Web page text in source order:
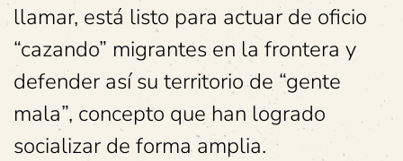
llamar, está listo para actuar de oficio
“cazando” migrantes en la frontera y
defender así su territorio de “gente
mala”, concepto que han logrado
socializar de forma amplia.